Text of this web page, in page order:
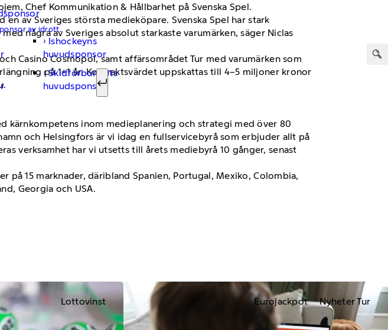
av idrott.
Ishockeyns
huvudsponsor
Skidförbundets
huvudsponsor
Sök efter:
Chef Kommunikation & Hållbarhet på Svenska Spel.
av Sveriges största medieköpare. Svenska Spel har stark
några av Sveriges absolut starkaste varumärken, säger Niclas
Casino Cosmopol, samt affärsområdet Tur med varumärken som
på 1+1 år. Kontraktsvärdet uppskattas till 4–5 miljoner kronor
kärnkompetens inom medieplanering och strategi med över 80
och Helsingfors är vi idag en fullservicebyrå som erbjuder allt på
verksamhet har vi utsetts till årets mediebyrå 10 gånger, senast
15 marknader, däribland Spanien, Portugal, Mexiko, Colombia,
Georgia och USA.
Lottovinst Eurojackpot Nyheter Tur